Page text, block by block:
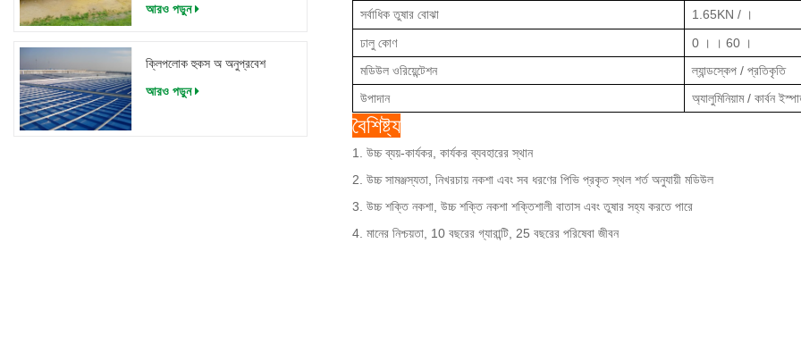
আরও পড়ুন
ক্লিপলোক হুকস অ অনুপ্রবেশ
আরও পড়ুন
সর্বাধিক তুষার বোঝা
1.65KN / ।
ঢালু কোণ 0। । 60।
মডিউল ওরিয়েন্টেশন
ল্যান্ডস্কেপ / প্রতিকৃতি
উপাদান
অ্যালুমিনিয়াম / কার্বন
বৈশিষ্ট্য
1. উচ্চ ব্যয়-কার্যকর, কার্যকর ব্যবহারের স্থান
2. উচ্চ সামঞ্জস্যতা, নিখরচায় নকশা এবং সব ধরণের পিভি প্রকৃত স্থল শর্ত অনুযায়ী মডিউল
3. উচ্চ শক্তি নকশা, উচ্চ শক্তি নকশা শক্তিশালী বাতাস এবং তুষার সহ্য করতে পারে
4. মানের নিশ্চয়তা, 10 বছরের গ্যারান্টি, 25 বছরের পরিষেবা জীবন